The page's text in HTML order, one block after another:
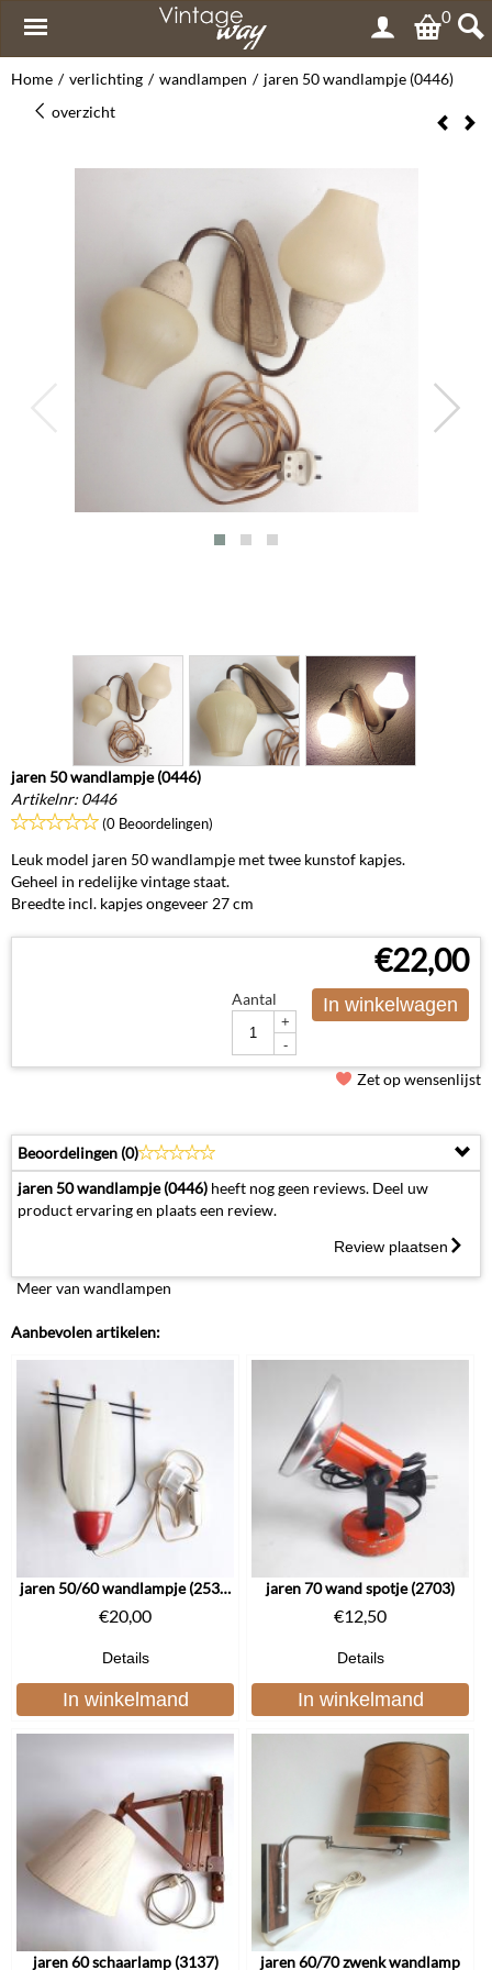
0
Home / verlichting / wandlampen / jaren 50 wandlampje (0446)
overzicht
jaren 50 wandlampje (0446)
Artikelnr: 0446
(0 Beoordelingen)
Leuk model jaren 50 wandlampje met twee kunstof kapjes.
Geheel in redelijke vintage staat.
Breedte incl. kapjes ongeveer 27 cm
€22,00
Aantal
+
-
In winkelwagen
Zet op wensenlijst
Beoordelingen (0)
jaren 50 wandlampje (0446) heeft nog geen reviews. Deel uw
product ervaring en plaats een review.
Review plaatsen
Meer van wandlampen
Aanbevolen artikelen:
jaren 50/60 wandlampje (2536)
€20,00
Details
In winkelmand
jaren 70 wand spotje (2703)
€12,50
Details
In winkelmand
jaren 60 schaarlamp (3137) jaren 60/70 zwenk wandlamp